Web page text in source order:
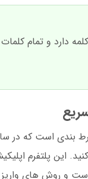
این مقاله دقیقا ۴۰۰۰
این پلتفرم
و روش های واریز